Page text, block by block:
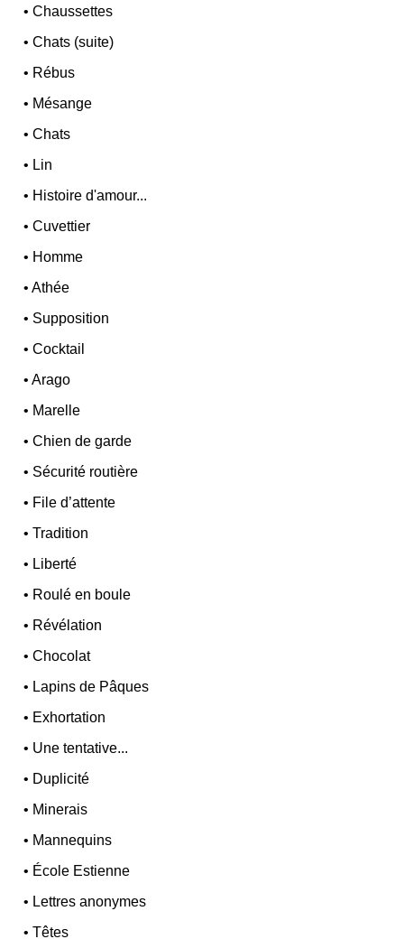
•Chaussettes
•Chats (suite)
• Rébus
• Mésange
•Chats
• Lin
• Histoire d'amour...
•Cuvettier
• Homme
•Athée
• Supposition
•Cocktail
•Arago
• Marelle
•Chien de garde
• Sécurité routière
• File d’attente
•Tradition
• Liberté
• Roulé en boule
• Révélation
•Chocolat
• Lapins de Pâques
• Exhortation
• Une tentative...
• Duplicité
• Minerais
• Mannequins
• École Estienne
• Lettres anonymes
•Têtes